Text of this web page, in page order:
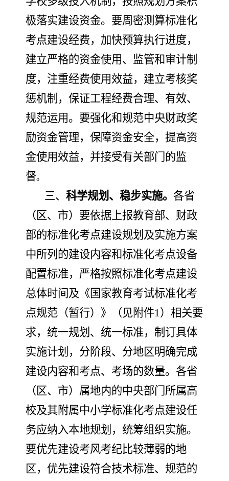
极落实建设资金。要周密测算标准化
考点建设经费， 加快预算执行进度，
建立严格的资金使用、监管和审计制
度， 注重经费使用效益，建立考核奖
惩机制， 保证工程经费合理、有效、
规范运用。要强化和规范中央财政奖
励资金管理，保障资金安全，提高资
金使用效益，并接受有关部门的监
督。
三、科学规划、稳步实施。各省
（区、市）要依据上报教育部、财政
部的标准化考点建设规划及实施方案
中所列的建设内容和标准化考点设备
配置标准， 严格按照标准化考点建设
总体时间及《国家教育考试标准化考
点规范（暂行）》（见附件1）相关要
求， 统一规划、统一标准，制订具体
实施计划，分阶段、分地区明确完成
建设内容和考点、考场的数量。各省
（区、市）属地内的中央部门所属高
校及其附属中小学标准化考点建设任
务应纳入本地规划，统筹组织实施。
要优先建设考风考纪比较薄弱的地
区，优先建设符合技术标准、规范的